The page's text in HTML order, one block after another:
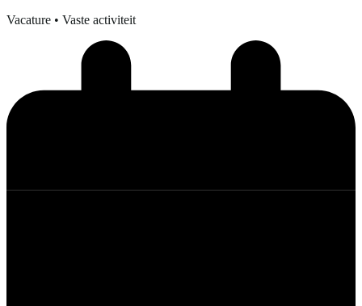
Vacature • Vaste activiteit